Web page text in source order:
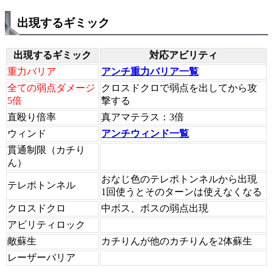
出現するギミック
出現するギミック
対応アビリティ
重力バリア
アンチ重力バリア一覧
全ての弱点ダメージ
5倍
クロスドクロで弱点を出してから攻
撃する
直殴り倍率
真アマテラス：3倍
ウィンド
アンチウィンド一覧
貫通制限（カチり
ん）
テレポトンネル
おなじ色のテレポトンネルから出現
1回使うとそのターンは使えなくなる
クロスドクロ
中ボス、ボスの弱点出現
アビリティロック
敵蘇生
カチりんが他のカチりんを2体蘇生
レーザーバリア